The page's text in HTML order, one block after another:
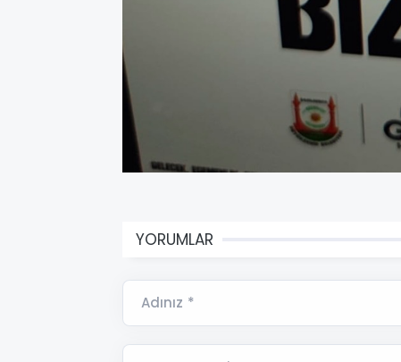
YORUMLAR
Adınız *